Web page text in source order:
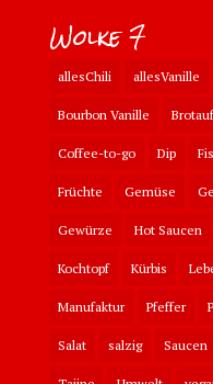
Wolke 7
allesChili allesVanille
Bourbon Vanille
Coffee-to-go Dip
Früchte Gemüse
Gewürze Hot Saucen
Kochtopf Kürbis
Manufaktur Pfeffer
Salat salzig Saucen